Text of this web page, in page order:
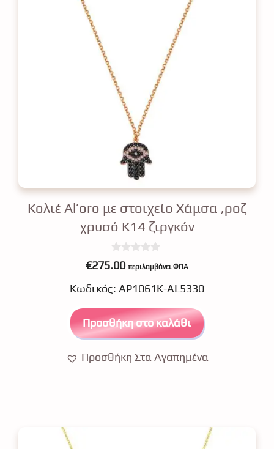
Κολιέ Αl’oro με στοιχείο Χάμσα ,ροζ
χρυσό Κ14 ζιργκόν
0
o
t
o
5
€275.00 περιλαμβάνει ΦΠΑ
Κωδικός: ΑΡ1061Κ-AL5330
Προσθήκη στο καλάθι
Προσθήκη Στα Αγαπημένα